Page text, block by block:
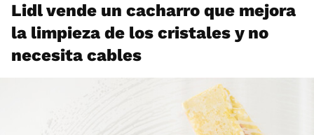
Lidl vende un cacharro que mejora
la limpieza de los cristales y no
necesita cables